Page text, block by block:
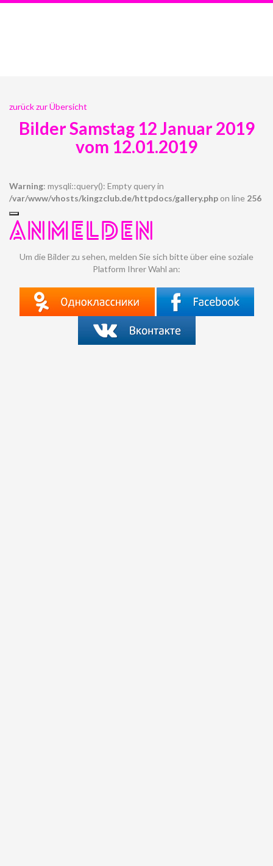
zurück zur Übersicht
Bilder Samstag 12 Januar 2019
vom 12.01.2019
Warning: mysqli::query(): Empty query in
/var/www/vhosts/kingzclub.de/httpdocs/gallery.php on line 256
ANMELDEN
Um die Bilder zu sehen, melden Sie sich bitte über eine soziale
Platform Ihrer Wahl an: